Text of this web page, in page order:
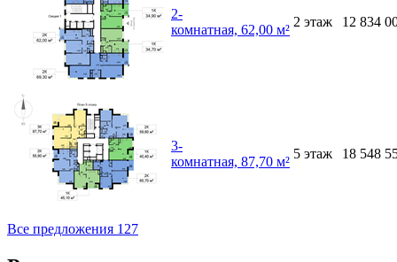
2-
комнатная, 62,00 м²
2 этаж 12 834
3-
комнатная, 87,70 м²
5 этаж 18 548
Все предложения 127